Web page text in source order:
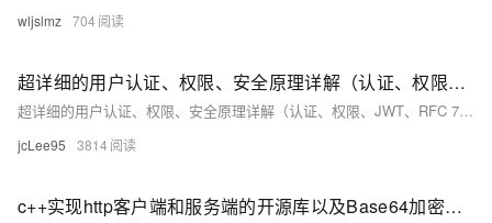
wljslmz 704
超详细的用户认证、权限、安全原理详解（认证、权限、JWT、RFC 7235、HTTPS、HSTS、PC端、服务端、移动端、第三方认证等等）
超详细的用户认证、权限、安全原理详解（认证、权限、JWT、RFC 7235、HTTPS、HSTS、PC端、服务端、移动端、第三方认证等等）
jcLee95 3814
c++实现http客户端和服务端的开源库以及Base64加密密码